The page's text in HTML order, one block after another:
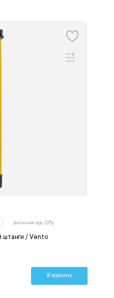
штанги / Vento
(включая ндс 22%)
В корзину